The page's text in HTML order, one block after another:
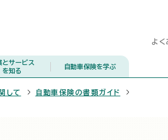
よく
とサービス
を知る
自動車保険を学ぶ
して
自動車保険の書類ガイド